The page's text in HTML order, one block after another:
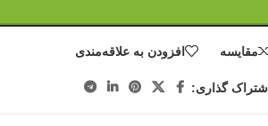
مقایسه افزودن به علاقه‌مندی
گذاری: